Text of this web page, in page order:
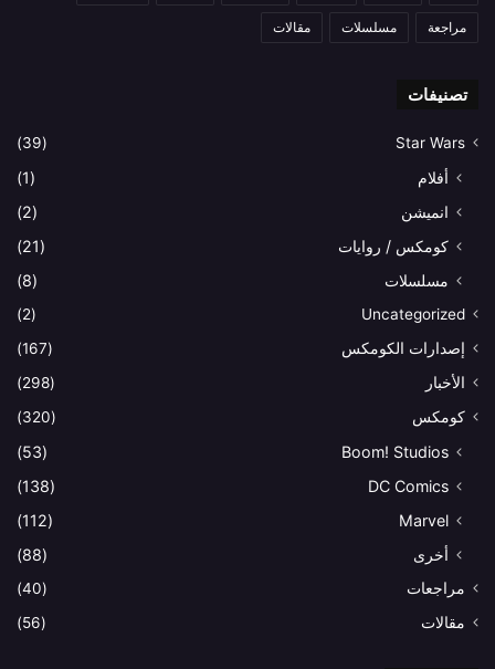
مراجعة مسلسلات مقالات
تصنيفات
Star Wars
(39)
أفلام
(1)
انميشن
(2)
كومكس / روايات
(21)
مسلسلات
(8)
Uncategorized
(2)
إصدارات الكومكس
(167)
الأخبار
(298)
كومكس
(320)
Boom! Studios
(53)
DC Comics
(138)
Marvel
(112)
أخرى
(88)
مراجعات
(40)
مقالات
(56)